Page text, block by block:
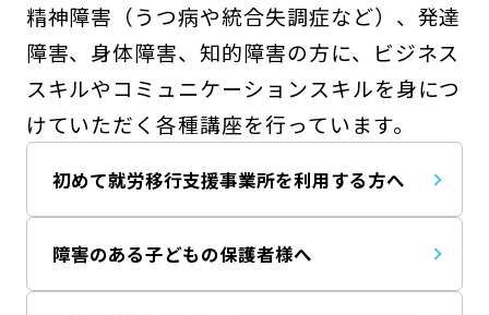
精神障害（うつ病や統合失調症など）、発達
障害、身体障害、知的障害の方に、ビジネス
スキルやコミュニケーションスキルを身につ
けていただく各種講座を行っています。
初めて就労移行支援事業所を利用する方へ
障害のある子どもの保護者様へ